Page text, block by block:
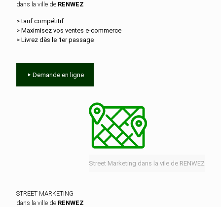
dans la ville de RENWEZ
> tarif compétitif
> Maximisez vos ventes e‑commerce
> Livrez dès le 1er passage
Demande en ligne
Street Marketing dans la vile de RENWEZ
STREET MARKETING
dans la ville de RENWEZ